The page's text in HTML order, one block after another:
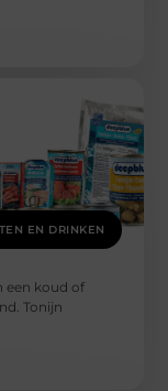
EN DRINKEN
een koud of
Tonijn